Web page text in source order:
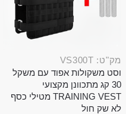
מק"ט: VS300T
וסט משקולות אפוד עם משקל
30 קג מתכוונן מקצועי
TRAINING VEST מטילי כסף
לא שק חול